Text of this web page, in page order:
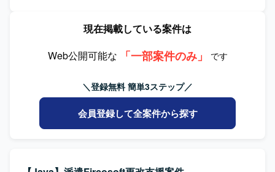
オンプレミス環境からクラウド（AWS）へのリフトアップ
スキルを習得できます。 ・サーバ、DB、ネットワーク、ミ
ができます。 ・顧客との検討会を通じて上流工程や調整ス
キルも身につけることができます。 【開発環境】 ・仮想化
基盤：Vmware、AWS ・OS：WindowsServer、RHEL ・ミ
ドルウェア：JP1 ・DB：Oracle、SQLServer、MySQL な
ます。 JP1-IM担当の方には、JP1-IMによる監視設計・構
監視およびWebhook連携設定、環境別運用ルール整理
ツール開発支援などをお任せいたします。 JP1-AJS担当の
方には、Service起動停止・運転再開、系切替・LB片寄せ、
リグレッション試験やハッシュ比較によるマスタ正常性確
認、処理時間推移・Java-GC推移・JOB実行時短時間性能
推移の確認、ログローテや性能情報収集の実行処理、バッ
整理を主体的に進められる方を求めております。自走して
現在掲載している案件は
Web公開可能な
「一部案件のみ」 です
＼登録無料 簡単3ステップ／
会員登録して全案件から探す